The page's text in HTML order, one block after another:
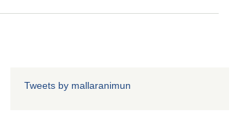
Tweets by mallaranimun